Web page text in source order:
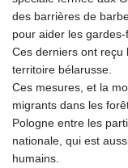
des barrières de
pour aider les
Ces derniers ont reçu
territoire bélarusse.
Ces mesures, et la
migrants dans les
Pologne entre les
nationale, qui est
humains.